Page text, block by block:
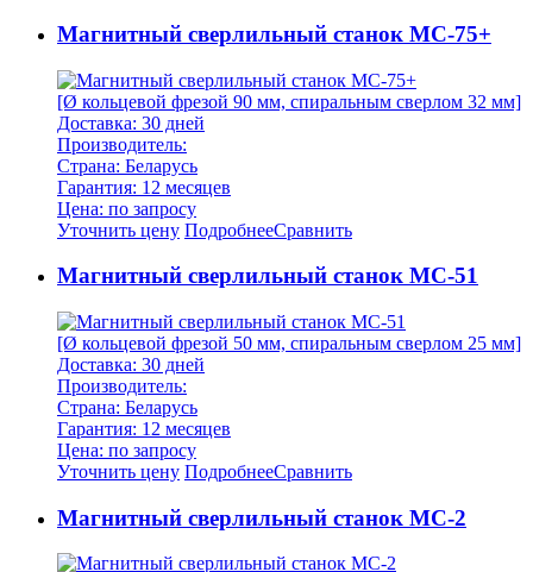
Магнитный сверлильный станок MC-75+
[Ø кольцевой фрезой 90 мм, спиральным сверлом 32 мм]
Доставка: 30 дней
Производитель:
Страна: Беларусь
Гарантия: 12 месяцев
Цена: по запросу
Уточнить цену ПодробнееСравнить
Магнитный сверлильный станок MC-51
[Ø кольцевой фрезой 50 мм, спиральным сверлом 25 мм]
Доставка: 30 дней
Производитель:
Страна: Беларусь
Гарантия: 12 месяцев
Цена: по запросу
Уточнить цену ПодробнееСравнить
Магнитный сверлильный станок МС-2